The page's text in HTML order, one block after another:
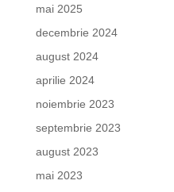
mai 2025
decembrie 2024
august 2024
aprilie 2024
noiembrie 2023
septembrie 2023
august 2023
mai 2023